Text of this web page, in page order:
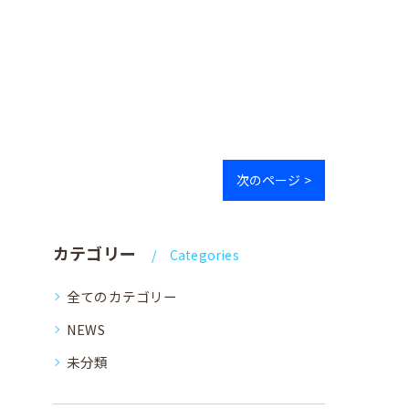
次のページ >
カテゴリー Categories
全てのカテゴリー
NEWS
未分類